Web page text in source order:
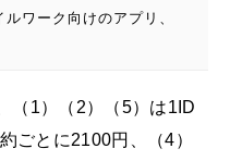
ワーク向けのアプリ、
（1）（2）（5）は1ID
ごとに2100円、（4）